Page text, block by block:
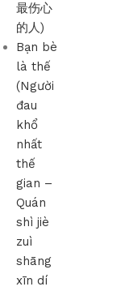
最伤心
的人)
Bạn bè
là thế
(Người
đau
khổ
nhất
thế
gian –
Quán
shì jiè
zuì
shāng
xīn dí